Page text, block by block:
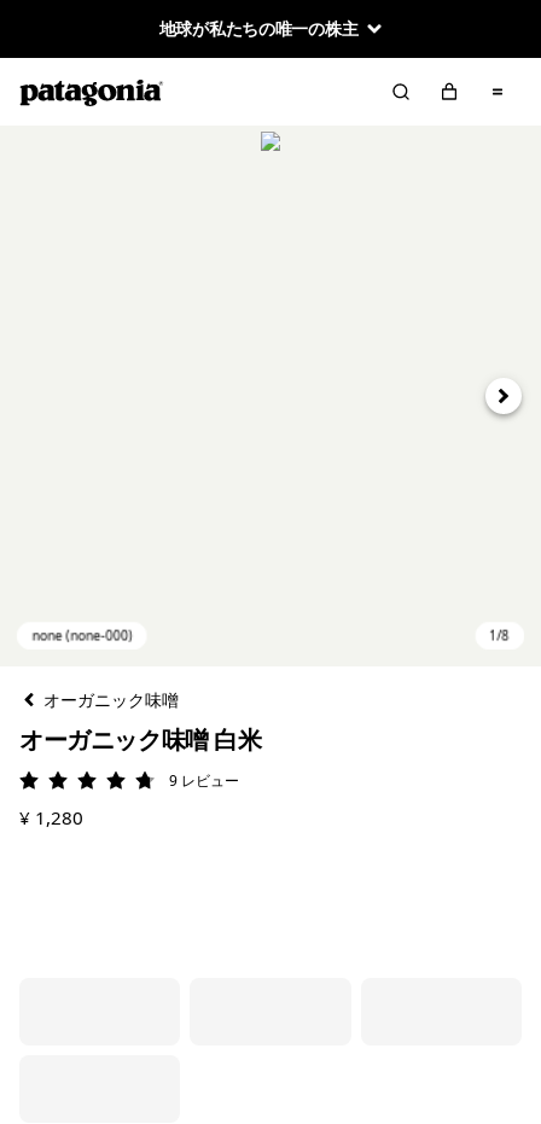
地球が私たちの唯一の株主
次へ
オーガニック味噌
オーガニック味噌 白米
評価: 4.8 / 5
9 レビュー
¥ 1,280